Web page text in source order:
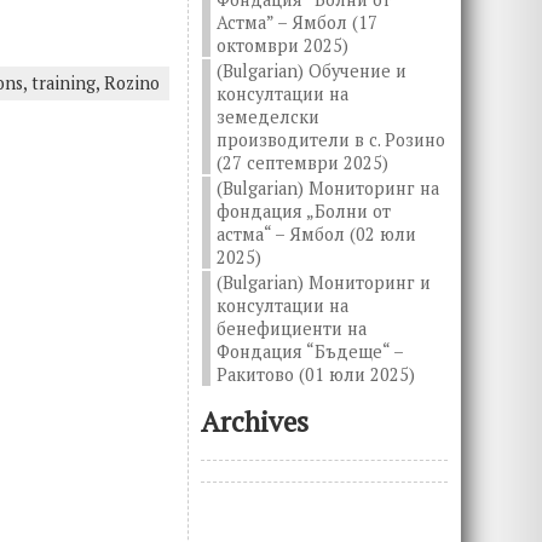
training,Rozino
Астма” – Ямбол (17
октомври 2025)
(Bulgarian) Обучение и
консултации на
земеделски
производители в с. Розино
(27 септември 2025)
(Bulgarian) Мониторинг на
фондация „Болни от
астма“ – Ямбол (02 юли
2025)
(Bulgarian) Мониторинг и
консултации на
бенефициенти на
Фондация “Бъдеще“ –
Ракитово (01 юли 2025)
Archives